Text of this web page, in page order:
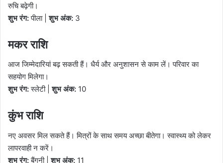
रुचि बढ़ेगी।
शुभ रंग:पीला |शुभ अंक: 3
मकर राशि
आज जिम्मेदारियां बढ़ सकती हैं। धैर्य और अनुशासन से काम लें। परिवार का
सहयोग मिलेगा।
शुभ रंग:स्लेटी |शुभ अंक: 10
कुंभ राशि
नए अवसर मिल सकते हैं। मित्रों के साथ समय अच्छा बीतेगा। स्वास्थ्य को लेकर
लापरवाही न करें।
शुभ रंग:बैंगनी |शुभ अंक: 11